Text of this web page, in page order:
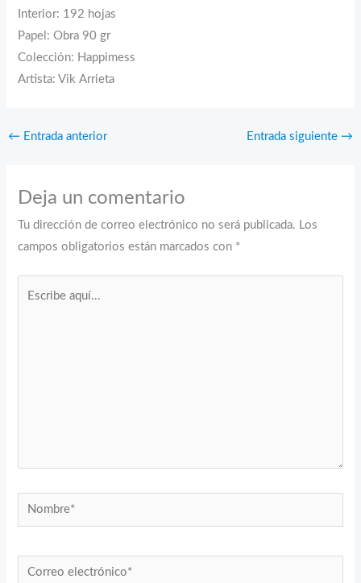
Interior: 192 hojas
Papel: Obra 90 gr
Colección: Happimess
Artista: Vik Arrieta
← Entrada anterior Entrada siguiente →
Deja un comentario
Tu dirección de correo electrónico no será publicada. Los
campos obligatorios están marcados con *
Nombre*
Correo